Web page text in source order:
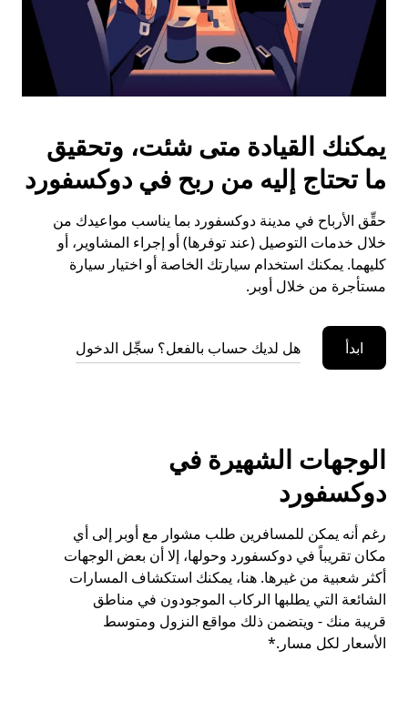
يمكنك القيادة متى شئت، وتحقيق
ما تحتاج إليه من ربح في دوكسفورد
حقِّق الأرباح في مدينة دوكسفورد بما يناسب مواعيدك من
خلال خدمات التوصيل (عند توفرها) أو إجراء المشاوير، أو
كليهما. يمكنك استخدام سيارتك الخاصة أو اختيار سيارة
مستأجرة من خلال أوبر.
ابدأ هل لديك حساب بالفعل؟ سجِّل الدخول
الوجهات الشهيرة في
دوكسفورد
رغم أنه يمكن للمسافرين طلب مشوار مع أوبر إلى أي
مكان تقريباً في دوكسفورد وحولها، إلا أن بعض الوجهات
أكثر شعبية من غيرها. هنا، يمكنك استكشاف المسارات
الشائعة التي يطلبها الركاب الموجودون في مناطق
قريبة منك - ويتضمن ذلك مواقع النزول ومتوسط
الأسعار لكل مسار.*